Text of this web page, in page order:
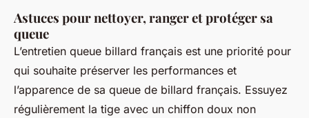
Astuces pour nettoyer, ranger et protéger sa
queue
L’entretien queue billard français est une priorité pour
qui souhaite préserver les performances et
l’apparence de sa queue de billard français. Essuyez
régulièrement la tige avec un chiffon doux non